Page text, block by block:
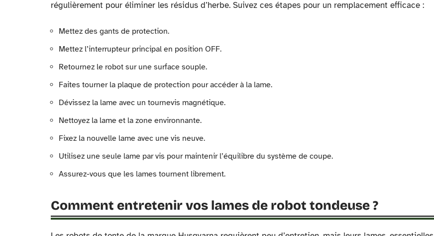
régulièrement pour éliminer les résidus d’herbe. Suivez ces étapes pour un remplacement efficace :
Mettez des gants de protection.
Mettez l’interrupteur principal en position OFF.
Retournez le robot sur une surface souple.
Faites tourner la plaque de protection pour accéder à la lame.
Dévissez la lame avec un tournevis magnétique.
Nettoyez la lame et la zone environnante.
Fixez la nouvelle lame avec une vis neuve.
Utilisez une seule lame par vis pour maintenir l’équilibre du système de coupe.
Assurez-vous que les lames tournent librement.
Comment entretenir vos lames de robot tondeuse ?